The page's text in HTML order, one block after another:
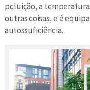
poluição, a
outras coisas, e é
autossuficiência.